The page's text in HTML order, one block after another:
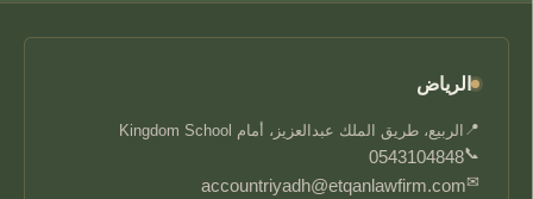
الرياض
📍 الربيع، طريق الملك عبدالعزيز، أمام Kingdom School
📞
0543104848
✉
accountriyadh@etqanlawfirm.com